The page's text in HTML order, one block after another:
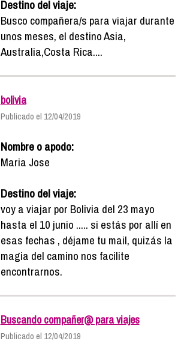
Destino del viaje:
Busco compañera/s para viajar durante
unos meses, el destino Asia,
Australia,Costa Rica....
bolivia
Publicado el 12/04/2019
Nombre o apodo:
Maria Jose
Destino del viaje:
voy a viajar por Bolivia del 23 mayo
hasta el 10 junio ..... si estás por allí en
esas fechas , déjame tu mail, quizás la
magia del camino nos facilite
encontrarnos.
Buscando compañer@ para viajes
Publicado el 12/04/2019